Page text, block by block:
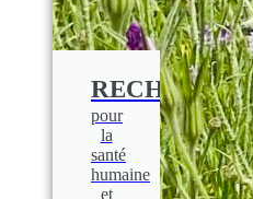
RECHERCHE
pour
la
santé
humaine
et